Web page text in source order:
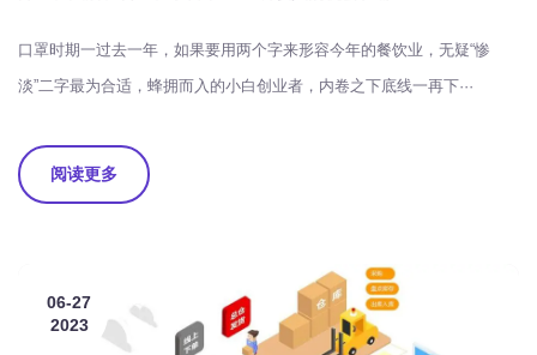
口罩时期一过去一年，如果要用两个字来形容今年的餐饮业，无疑“惨
淡”二字最为合适，蜂拥而入的小白创业者，内卷之下底线一再下···
阅读更多
06-27
2023